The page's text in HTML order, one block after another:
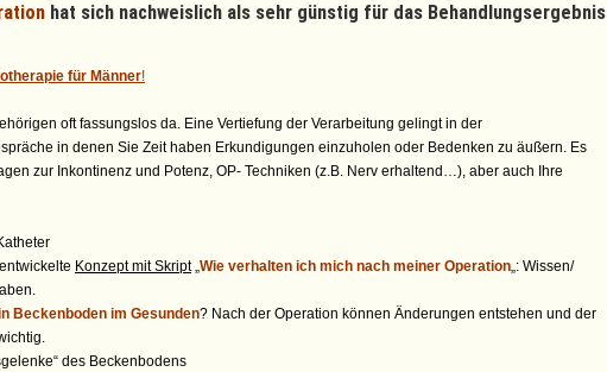
hat sich nachweislich als sehr günstig für das Behandlungsergebnis
für Männer!
oft fassungslos da. Eine Vertiefung der Verarbeitung gelingt in der
in denen Sie Zeit haben Erkundigungen einzuholen oder Bedenken zu äußern. Es
zur Inkontinenz und Potenz, OP- Techniken (z.B. Nerv erhaltend…), aber auch Ihre
Konzept mit Skript„Wie verhalten ich mich nach meiner Operation„: Wissen/
Beckenboden im Gesunden? Nach der Operation können Änderungen entstehen und der
des Beckenbodens